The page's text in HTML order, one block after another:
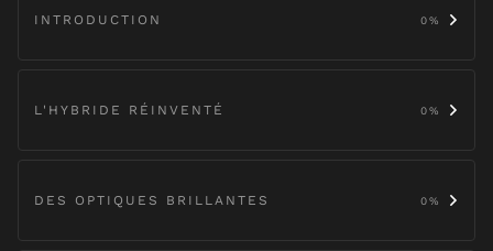
INTRODUCTION 0%
L'HYBRIDE RÉINVENTÉ 0%
DES OPTIQUES BRILLANTES 0%